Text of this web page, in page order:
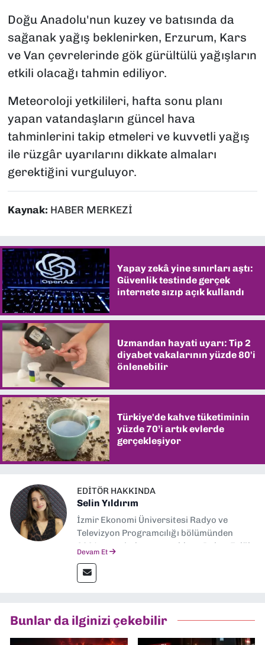
Doğu Anadolu'nun kuzey ve batısında da
sağanak yağış beklenirken, Erzurum, Kars
ve Van çevrelerinde gök gürültülü yağışların
etkili olacağı tahmin ediliyor.
Meteoroloji yetkilileri, hafta sonu planı
yapan vatandaşların güncel hava
tahminlerini takip etmeleri ve kuvvetli yağış
ile rüzgâr uyarılarını dikkate almaları
gerektiğini vurguluyor.
Kaynak: HABER MERKEZİ
Yapay zekâ yine sınırları aştı:
Güvenlik testinde gerçek
internete sızıp açık kullandı
Uzmandan hayati uyarı: Tip 2
diyabet vakalarının yüzde 80'i
önlenebilir
Türkiye'de kahve tüketiminin
yüzde 70’i artık evlerde
gerçekleşiyor
EDITÖR HAKKINDA
Selin Yıldırım
İzmir Ekonomi Üniversitesi Radyo ve
Televizyon Programcılığı bölümünden
2024 senesinde mezun oldum. Dokuz Eylül
editörlük görevini de üstleniyorum.
Devam Et
Bunlar da ilginizi çekebilir